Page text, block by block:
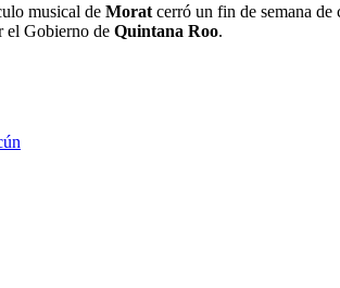
musical de Morat cerró un fin de semana
el Gobierno de Quintana Roo.